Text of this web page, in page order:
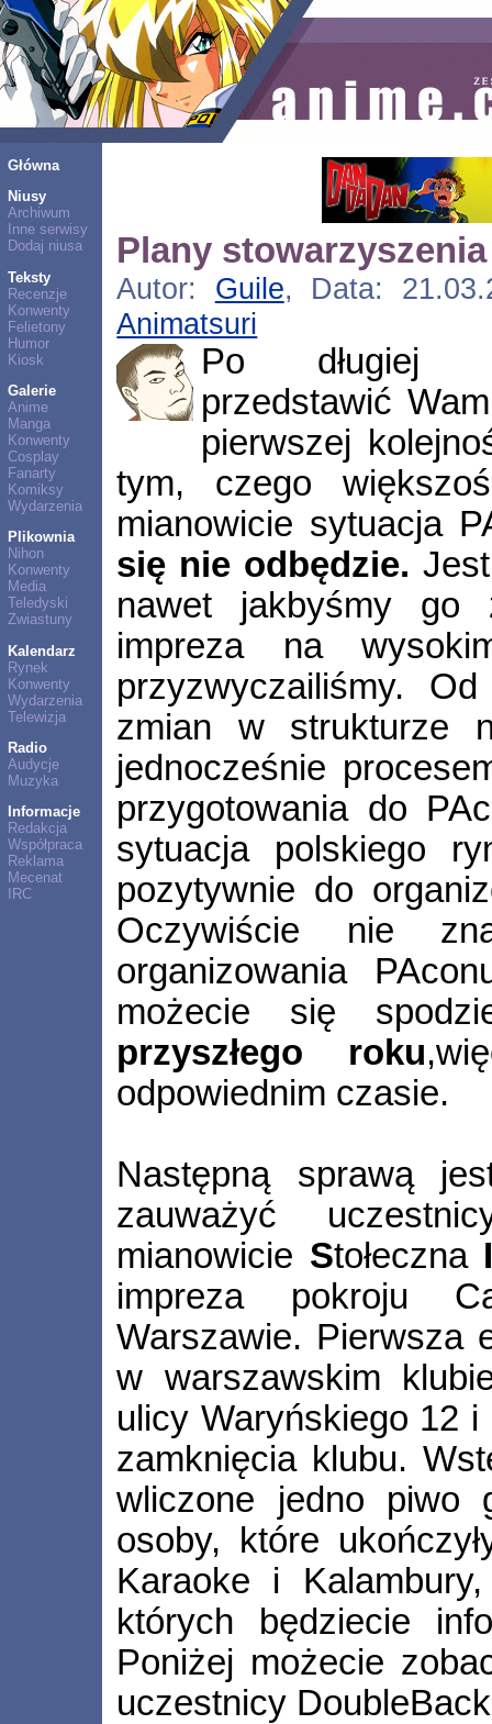
Główna
Niusy
Archiwum
Inne serwisy
Dodaj niusa
Teksty
Recenzje
Konwenty
Felietony
Humor
Kiosk
Galerie
Anime
Manga
Konwenty
Cosplay
Fanarty
Komiksy
Wydarzenia
Plikownia
Nihon
Konwenty
Media
Teledyski
Zwiastuny
Kalendarz
Rynek
Konwenty
Wydarzenia
Telewizja
Radio
Audycje
Muzyka
Informacje
Redakcja
Współpraca
Reklama
Mecenat
IRC
Plany
Autor: Guile, Data:
Animatsuri
Po długiej
przedstawić
pierwszej
tym, czego
mianowicie sytuacja
się nie odbędzie.
nawet jakbyśmy go
impreza na
przyzwyczailiśmy.
zmian w strukturze
jednocześnie
przygotowania do
sytuacja polskiego
pozytywnie do
Oczywiście nie
organizowania
możecie się
przyszłego roku
odpowiednim czasie.
Następną sprawą
zauważyć
mianowicie Stołeczna
impreza pokroju
Warszawie. Pierwsza
w warszawskim
ulicy Waryńskiego 12 i
zamknięcia klubu.
wliczone jedno piwo
osoby, które
Karaoke i
których będziecie
Poniżej możecie
uczestnicy